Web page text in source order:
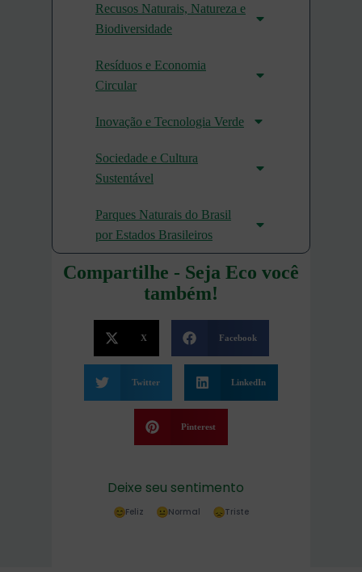
Recusos Naturais, Natureza e
Biodiversidade
Resíduos e Economia
Circular
Inovação e Tecnologia Verde
Sociedade e Cultura
Sustentável
Parques Naturais do Brasil
por Estados Brasileiros
Compartilhe - Seja Eco você
também!
X Facebook
Twitter LinkedIn
Pinterest
Deixe seu sentimento
Feliz Normal Triste